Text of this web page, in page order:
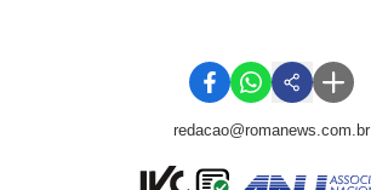
redacao@romanews.com.br